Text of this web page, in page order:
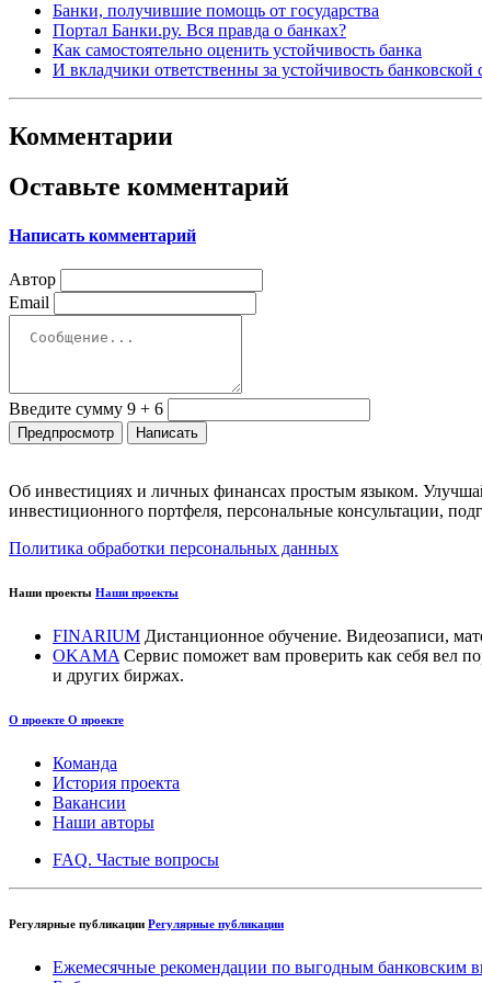
Банки, получившие помощь от государства
Портал Банки.ру. Вся правда о банках?
Как самостоятельно оценить устойчивость банка
И вкладчики ответственны за устойчивость банковской
Комментарии
Оставьте комментарий
Написать комментарий
Автор
Email
Введите сумму 9 + 6
Об инвестициях и личных финансах простым языком.
инвестиционного портфеля, персональные консультации,
Политика обработки персональных данных
Наши проекты Наши проекты
FINARIUM Дистанционное обучение. Видеозаписи,
OKAMA Сервис поможет вам проверить как себя
и других биржах.
О проекте О проекте
Команда
История проекта
Вакансии
Наши авторы
FAQ. Частые вопросы
Регулярные публикации Регулярные публикации
Ежемесячные рекомендации по выгодным банковским